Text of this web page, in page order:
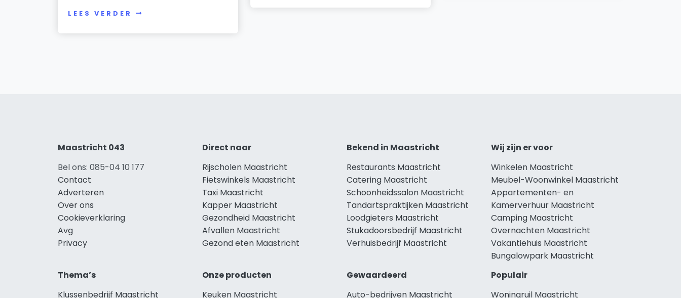
LEES VERDER
Maastricht 043
Bel ons: 085-04 10 177
Contact
Adverteren
Over ons
Cookieverklaring
Avg
Privacy
Direct naar
Rijscholen Maastricht
Fietswinkels Maastricht
Taxi Maastricht
Kapper Maastricht
Gezondheid Maastricht
Afvallen Maastricht
Gezond eten Maastricht
Bekend in Maastricht
Restaurants Maastricht
Catering Maastricht
Schoonheidssalon Maastricht
Tandartspraktijken Maastricht
Loodgieters Maastricht
Stukadoorsbedrijf Maastricht
Verhuisbedrijf Maastricht
Wij zijn er voor
Winkelen Maastricht
Meubel-Woonwinkel Maastricht
Appartementen- en
Kamerverhuur Maastricht
Camping Maastricht
Overnachten Maastricht
Vakantiehuis Maastricht
Bungalowpark Maastricht
Thema’s
Klussenbedrijf Maastricht
Onze producten
Keuken Maastricht
Gewaardeerd
Auto-bedrijven Maastricht
Populair
Woningruil Maastricht